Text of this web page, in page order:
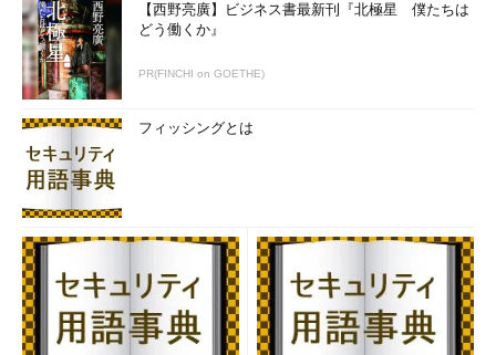
【西野亮廣】ビジネス書最新刊『北極星 僕たちは
どう働くか』
PR(FINCHI on GOETHE)
フィッシングとは